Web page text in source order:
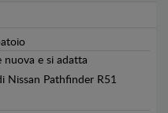
nuova e si adatta
Nissan Pathfinder R51